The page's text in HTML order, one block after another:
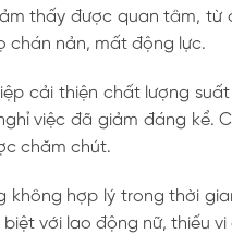
thấy được quan tâm, từ
chán nản, mất động lực.
cải thiện chất lượng
việc đã giảm đáng kể.
chăm chút.
không hợp lý trong thời
với lao động nữ, thiếu